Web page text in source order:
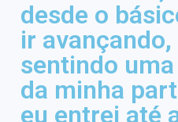
desde o
ir
sentindo
da minha
eu entrei até